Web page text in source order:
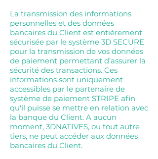
La transmission des informations
personnelles et des données
bancaires du Client est entièrement
sécurisée par le système 3D SECURE
pour la transmission de vos données
de paiement permettant d’assurer la
sécurité des transactions. Ces
informations sont uniquement
accessibles par le partenaire de
système de paiement STRIPE afin
qu'il puisse se mettre en relation avec
la banque du Client. A aucun
moment, 3DNATIVES, ou tout autre
tiers, ne peut accéder aux données
bancaires du Client.